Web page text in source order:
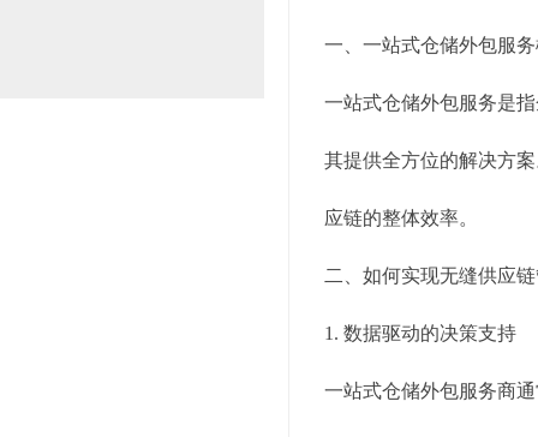
一、一站式仓储外包服
一站式仓储外包服务是
其提供全方位的解决方
应链的整体效率。
二、如何实现无缝供应
1. 数据驱动的决策支持
一站式仓储外包服务商